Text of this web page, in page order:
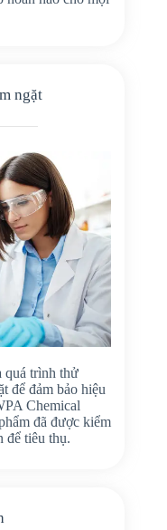
ngặt
quá trình thử
để đảm bảo hiệu
Chemical
đã được kiểm
để tiêu thụ.